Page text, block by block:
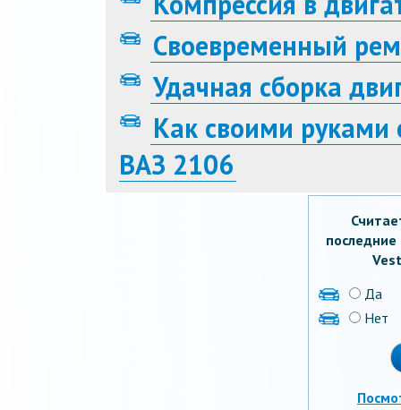
Своевременный
Удачная сборка
Как своими руками
ВАЗ 2106
Да
Нет